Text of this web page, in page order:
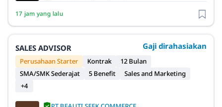
17 jam yang lalu
SALES ADVISOR Gaji dirahasiakan
Perusahaan Starter Kontrak
12 Bulan
SMA/SMK Sederajat
5 Benefit
Sales and Marketing
+4